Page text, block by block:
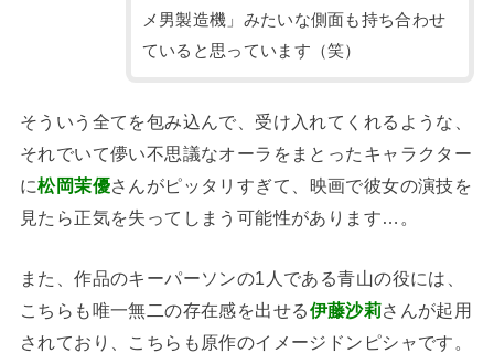
メ男製造機」みたいな側面も持ち合わせ
ていると思っています（笑）
そういう全てを包み込んで、受け入れてくれるような、
それでいて儚い不思議なオーラをまとったキャラクター
に松岡茉優さんがピッタリすぎて、映画で彼女の演技を
見たら正気を失ってしまう可能性があります…。
また、作品のキーパーソンの1人である青山の役には、
こちらも唯一無二の存在感を出せる伊藤沙莉さんが起用
されており、こちらも原作のイメージドンピシャです。